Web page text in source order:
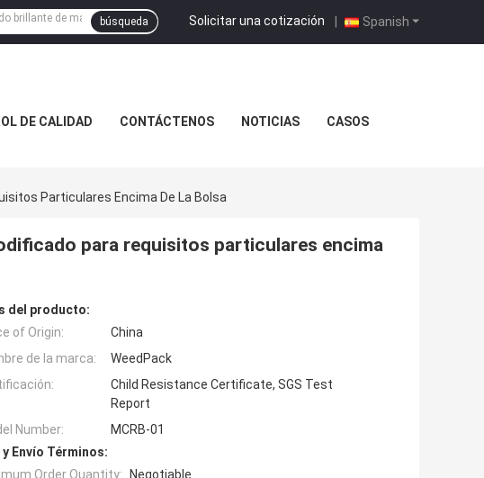
Spanish
Solicitar una cotización |
búsqueda
DE CALIDAD CONTÁCTENOS NOTICIAS CASOS
Particulares Encima De La Bolsa
para requisitos particulares encima
del producto:
of Origin:
China
de la marca:
WeedPack
Child Resistance Certificate, SGS Test
Report
Number:
MCRB-01
y Envío Términos:
Order Quantity:
Negotiable